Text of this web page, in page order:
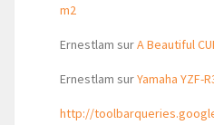
m2
Ernestlam surA Beautiful
Ernestlam surYamaha YZF-
http://